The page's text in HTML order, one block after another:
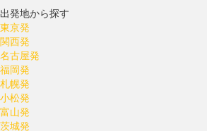
出発地から探す
東京発
関西発
名古屋発
福岡発
札幌発
小松発
富山発
茨城発